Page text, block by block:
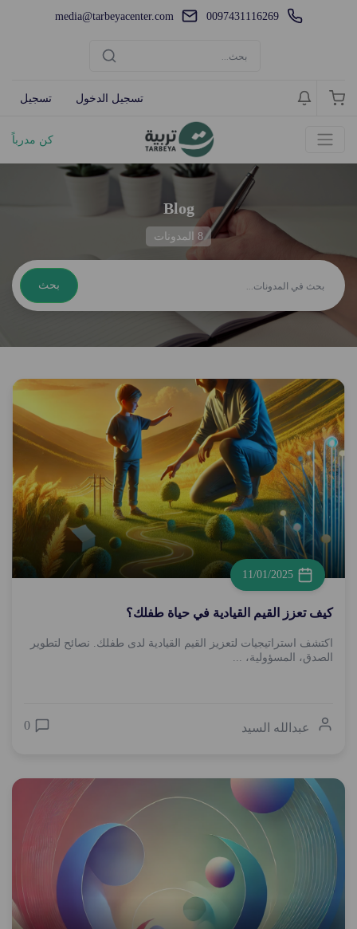
0097431116269
media@tarbeyacenter.com
تسجيل الدخول تسجيل
كن مدرباً
Blog
8 المدونات
بحث
11/01/2025
كيف تعزز القيم القيادية في حياة طفلك؟
اكتشف استراتيجيات لتعزيز القيم القيادية لدى طفلك. نصائح لتطوير
الصدق، المسؤولية، ...
عبدالله السيد 0